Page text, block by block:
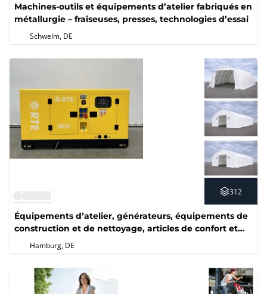
Machines-outils et équipements d’atelier fabriqués en
métallurgie – fraiseuses, presses, technologies d’essai
Schwelm, DE
312
Équipements d’atelier, générateurs, équipements de
construction et de nettoyage, articles de confort et
plus encore
Hamburg, DE